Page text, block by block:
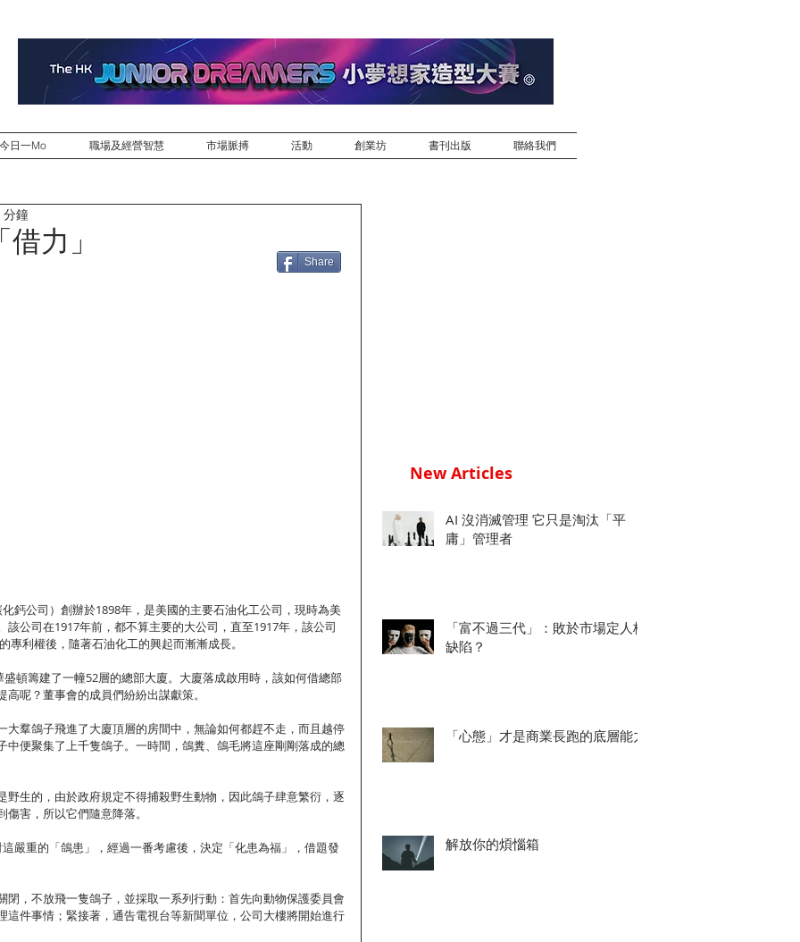
今日一Mo 職場及經營智慧 市場脈搏 活動 創業坊 書刊出版 聯絡我們
力」
分鐘
鈣公司）創辦於1898年，是美國的主要石油化工公司，現時為美
該公司在1917年前，都不算主要的大公司，直至1917年，該公司
專利權後，隨著石油化工的興起而漸漸成長。
頓籌建了一幢52層的總部大廈。大廈落成啟用時，該如何借總部
呢？董事會的成員們紛紛出謀獻策。
大羣鴿子飛進了大廈頂層的房間中，無論如何都趕不走，而且越停
中便聚集了上千隻鴿子。一時間，鴿糞、鴿毛將這座剛剛落成的總
野生的，由於政府規定不得捕殺野生動物，因此鴿子肆意繁衍，逐
害，所以它們隨意降落。
嚴重的「鴿患」，經過一番考慮後，決定「化患為福」，借題發
閉，不放飛一隻鴿子，並採取一系列行動：首先向動物保護委員會
這件事情；緊接著，通告電視台等新聞單位，公司大樓將開始進行
Share
New Articles
AI 沒消滅管理 它只是淘汰「平
庸」管理者
「富不過三代」：敗於市場定人格
缺陷？
「心態」才是商業長跑的底層能力
解放你的煩惱箱